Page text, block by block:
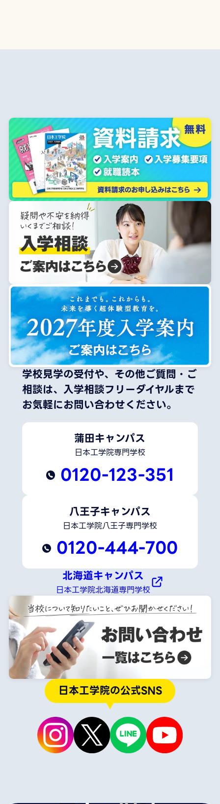
学校見学の受付や、その他ご質問・ご
相談は、 入学相談フリーダイヤルまで
お気軽にお問い合わせください。
蒲田キャンパス
日本工学院専門学校
0120-123-351
八王子キャンパス
日本工学院八王子専門学校
0120-444-700
北海道キャンパス
日本工学院北海道専門学校
日本工学院の公式SNS